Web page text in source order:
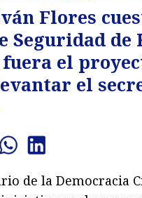
Flores
Seguridad de
el
el
de la Democracia